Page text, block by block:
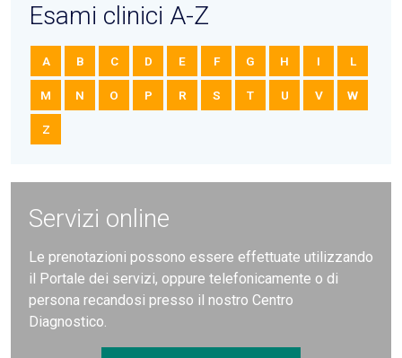
Esami clinici A-Z
A B C D E F G H I L
M N O P R S T U V W
Z
Servizi online
Le prenotazioni possono essere effettuate utilizzando
il Portale dei servizi, oppure telefonicamente o di
persona recandosi presso il nostro Centro
Diagnostico.